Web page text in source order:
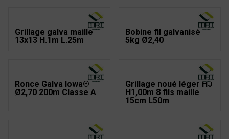
Grillage galva maille
13x13 H.1m L.25m
Bobine fil galvanisé
5kg Ø2,40
Ronce Galva Iowa®
Ø2,70 200m Classe A
Grillage noué léger HJ
H1,00m 8 fils maille
15cm L50m